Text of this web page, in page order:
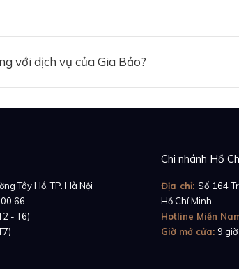
Xuất hiện trong bộ khung vỏ bằng
trắng bạc rực rỡ, mang lại cảm giác
là platinum tinh khiết càng tăng thêm
với dịch vụ của Gia Bảo?
Tây Hồ, TP. Hà Nội
- T6)
Chi nhánh Hồ
Địa chỉ:Số 164
Hồ Chí Minh
Hotline Miền
Giờ mở cửa: 9